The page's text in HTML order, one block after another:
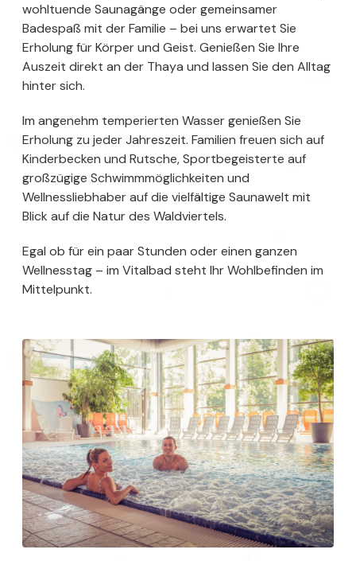
wohltuende Saunagänge oder gemeinsamer
Badespaß mit der Familie – bei uns erwartet Sie
Erholung für Körper und Geist. Genießen Sie Ihre
Auszeit direkt an der Thaya und lassen Sie den Alltag
hinter sich.
Im angenehm temperierten Wasser genießen Sie
Erholung zu jeder Jahreszeit. Familien freuen sich auf
Kinderbecken und Rutsche, Sportbegeisterte auf
großzügige Schwimmmöglichkeiten und
Wellnessliebhaber auf die vielfältige Saunawelt mit
Blick auf die Natur des Waldviertels.
Egal ob für ein paar Stunden oder einen ganzen
Wellnesstag – im Vitalbad steht Ihr Wohlbefinden im
Mittelpunkt.